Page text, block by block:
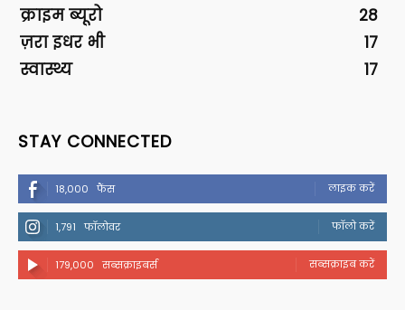
क्राइम ब्यूरो
28
ज़रा इधर भी
17
स्वास्थ्य
17
STAY CONNECTED
18,000 फैंस लाइक करें
1,791 फॉलोवर फॉलो करें
179,000 सब्सक्राइबर्स सब्सक्राइब करें